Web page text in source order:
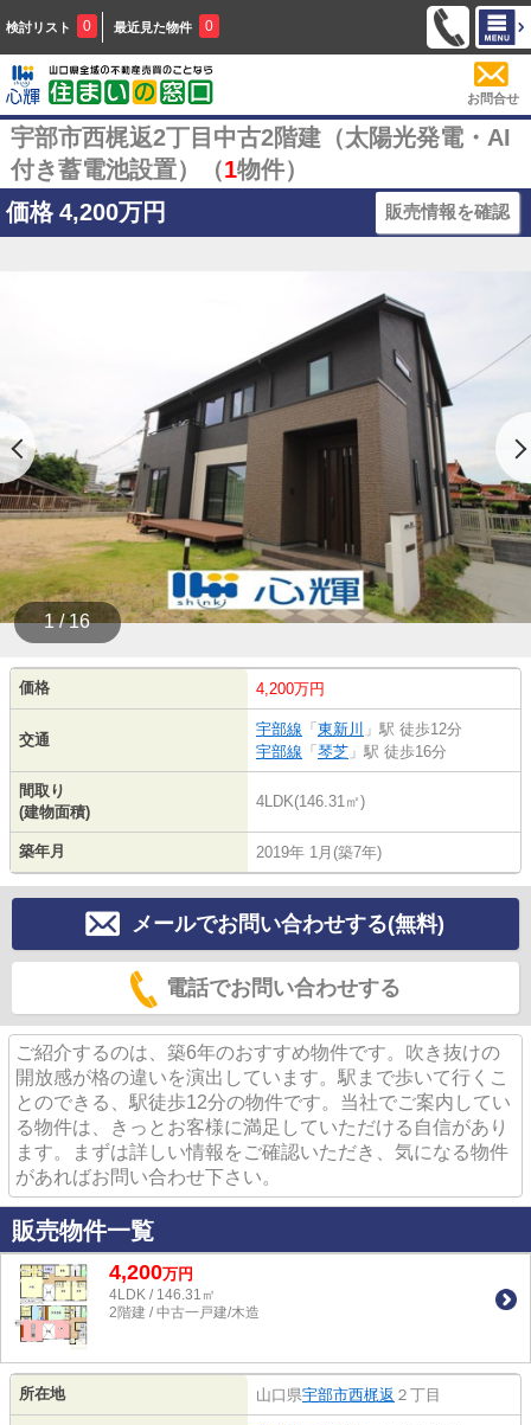
検討リスト 0 最近見た物件 0
お問合せ
宇部市西梶返2丁目中古2階建（太陽光発電・AI
付き蓄電池設置）（1物件）
価格 4,200万円 販売情報を確認
1 / 16
価格 4,200万円
交通
宇部線 「 東新川 」駅 徒歩12分
宇部線 「 琴芝 」駅 徒歩16分
間取り
(建物面積)
4LDK(146.31㎡)
築年月 2019年 1月(築7年)
メールでお問い合わせする(無料)
電話でお問い合わせする
ご紹介するのは、築6年のおすすめ物件です。吹き抜けの
開放感が格の違いを演出しています。駅まで歩いて行くこ
とのできる、駅徒歩12分の物件です。当社でご案内してい
る物件は、きっとお客様に満足していただける自信があり
ます。まずは詳しい情報をご確認いただき、気になる物件
があればお問い合わせ下さい。
販売物件一覧
4,200万円
4LDK / 146.31㎡
2階建 / 中古一戸建/木造
所在地 山口県宇部市西梶返 ２丁目